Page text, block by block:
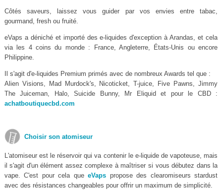
Côtés saveurs, laissez vous guider par vos envies entre tabac,
gourmand, fresh ou fruité.
eVaps a déniché et importé des e-liquides d'exception à Arandas, et cela
via les 4 coins du monde : France, Angleterre, États-Unis ou encore
Philippine.
Il s'agit d'e-liquides Premium primés avec de nombreux Awards tel que :
Alien Visions, Mad Murdock's, Nicoticket, T-juice, Five Pawns, Jimmy
The Juiceman, Halo, Suicide Bunny, Mr Eliquid et pour le CBD :
achatboutiquecbd.com
Choisir son atomiseur
L'atomiseur est le réservoir qui va contenir le e-liquide de vapoteuse, mais
il s'agit d'un élément assez complexe à maîtriser si vous débutez dans la
vape. C'est pour cela queeVaps propose des clearomiseurs stardust
avec des résistances changeables pour offrir un maximum de simplicité.